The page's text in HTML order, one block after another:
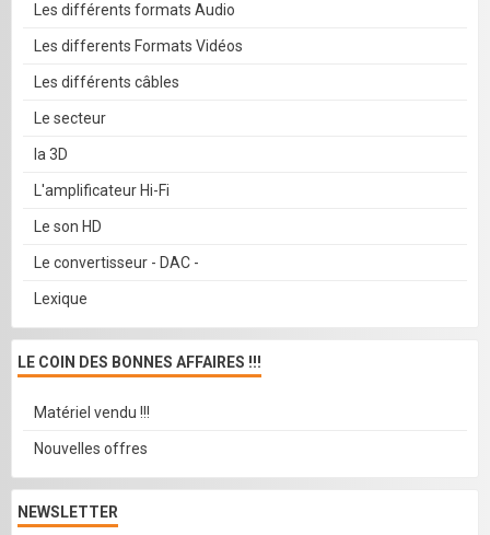
Les différents formats Audio
Les differents Formats Vidéos
Les différents câbles
Le secteur
la 3D
L'amplificateur Hi-Fi
Le son HD
Le convertisseur - DAC -
Lexique
LE COIN DES BONNES AFFAIRES !!!
Matériel vendu !!!
Nouvelles offres
NEWSLETTER